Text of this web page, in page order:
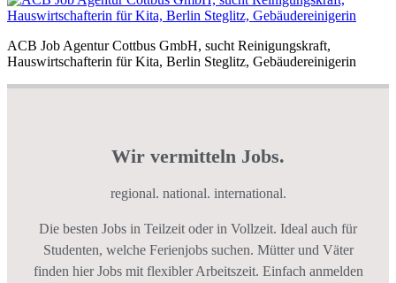
ACB Job Agentur Cottbus GmbH, sucht Reinigungskraft,
Hauswirtschafterin für Kita, Berlin Steglitz, Gebäudereinigerin
Wir vermitteln Jobs.
regional. national. international.
Die besten Jobs in Teilzeit oder in Vollzeit. Ideal auch für
Studenten, welche Ferienjobs suchen. Mütter und Väter
finden hier Jobs mit flexibler Arbeitszeit. Einfach anmelden